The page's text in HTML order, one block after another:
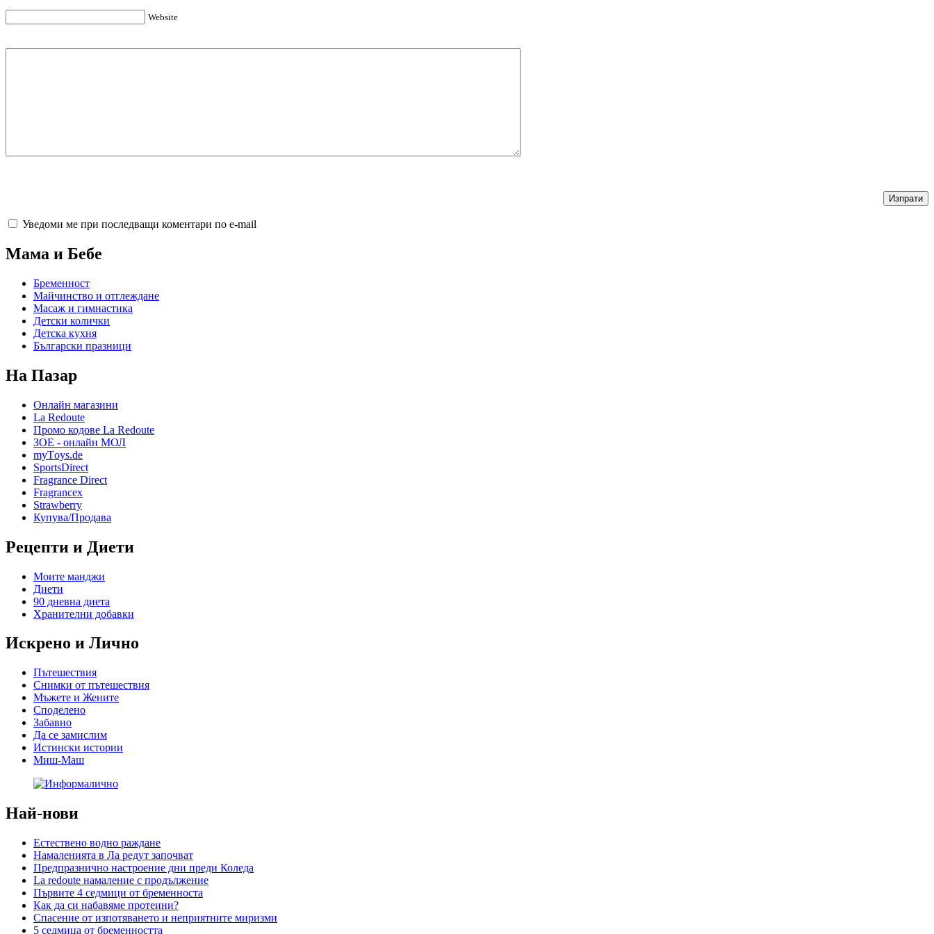
Website
Уведоми ме при последващи коментари по e-mail
Мама и Бебе
Бременност
Майчинство и отглеждане
Масаж и гимнастика
Детски колички
Детска кухня
Български празници
На Пазар
Онлайн магазини
La Redoute
Промо кодове La Redoute
ЗОЕ - онлайн МОЛ
myТoys.de
SportsDirect
Fragrance Direct
Fragrancex
Strawberry
Купува/Продава
Рецепти и Диети
Моите манджи
Диети
90 дневна диета
Хранителни добавки
Искрено и Лично
Пътешествия
Снимки от пътешествия
Мъжете и Жените
Спoделено
Забавно
Да се замислим
Истински истории
Миш-Маш
Най-нови
Естествено водно раждане
Намаленията в Ла редут започват
Предпразнично настроение дни преди Коледа
La redoute намаление с продължение
Първите 4 седмици от бременноста
Как да си набавяме протеини?
Спасение от изпотяването и неприятните миризми
5 седмица от бременността